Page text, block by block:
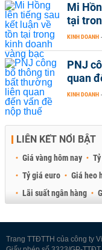
Mi
tại
KINH DOANH -
PNJ
quan
KINH DOANH -
LIÊN KẾT NỔI BẬT
Giá vàng hôm nay
Tỷ giá euro
Giá heo
Lãi suất ngân hàng
Trang TTĐTTH của công ty